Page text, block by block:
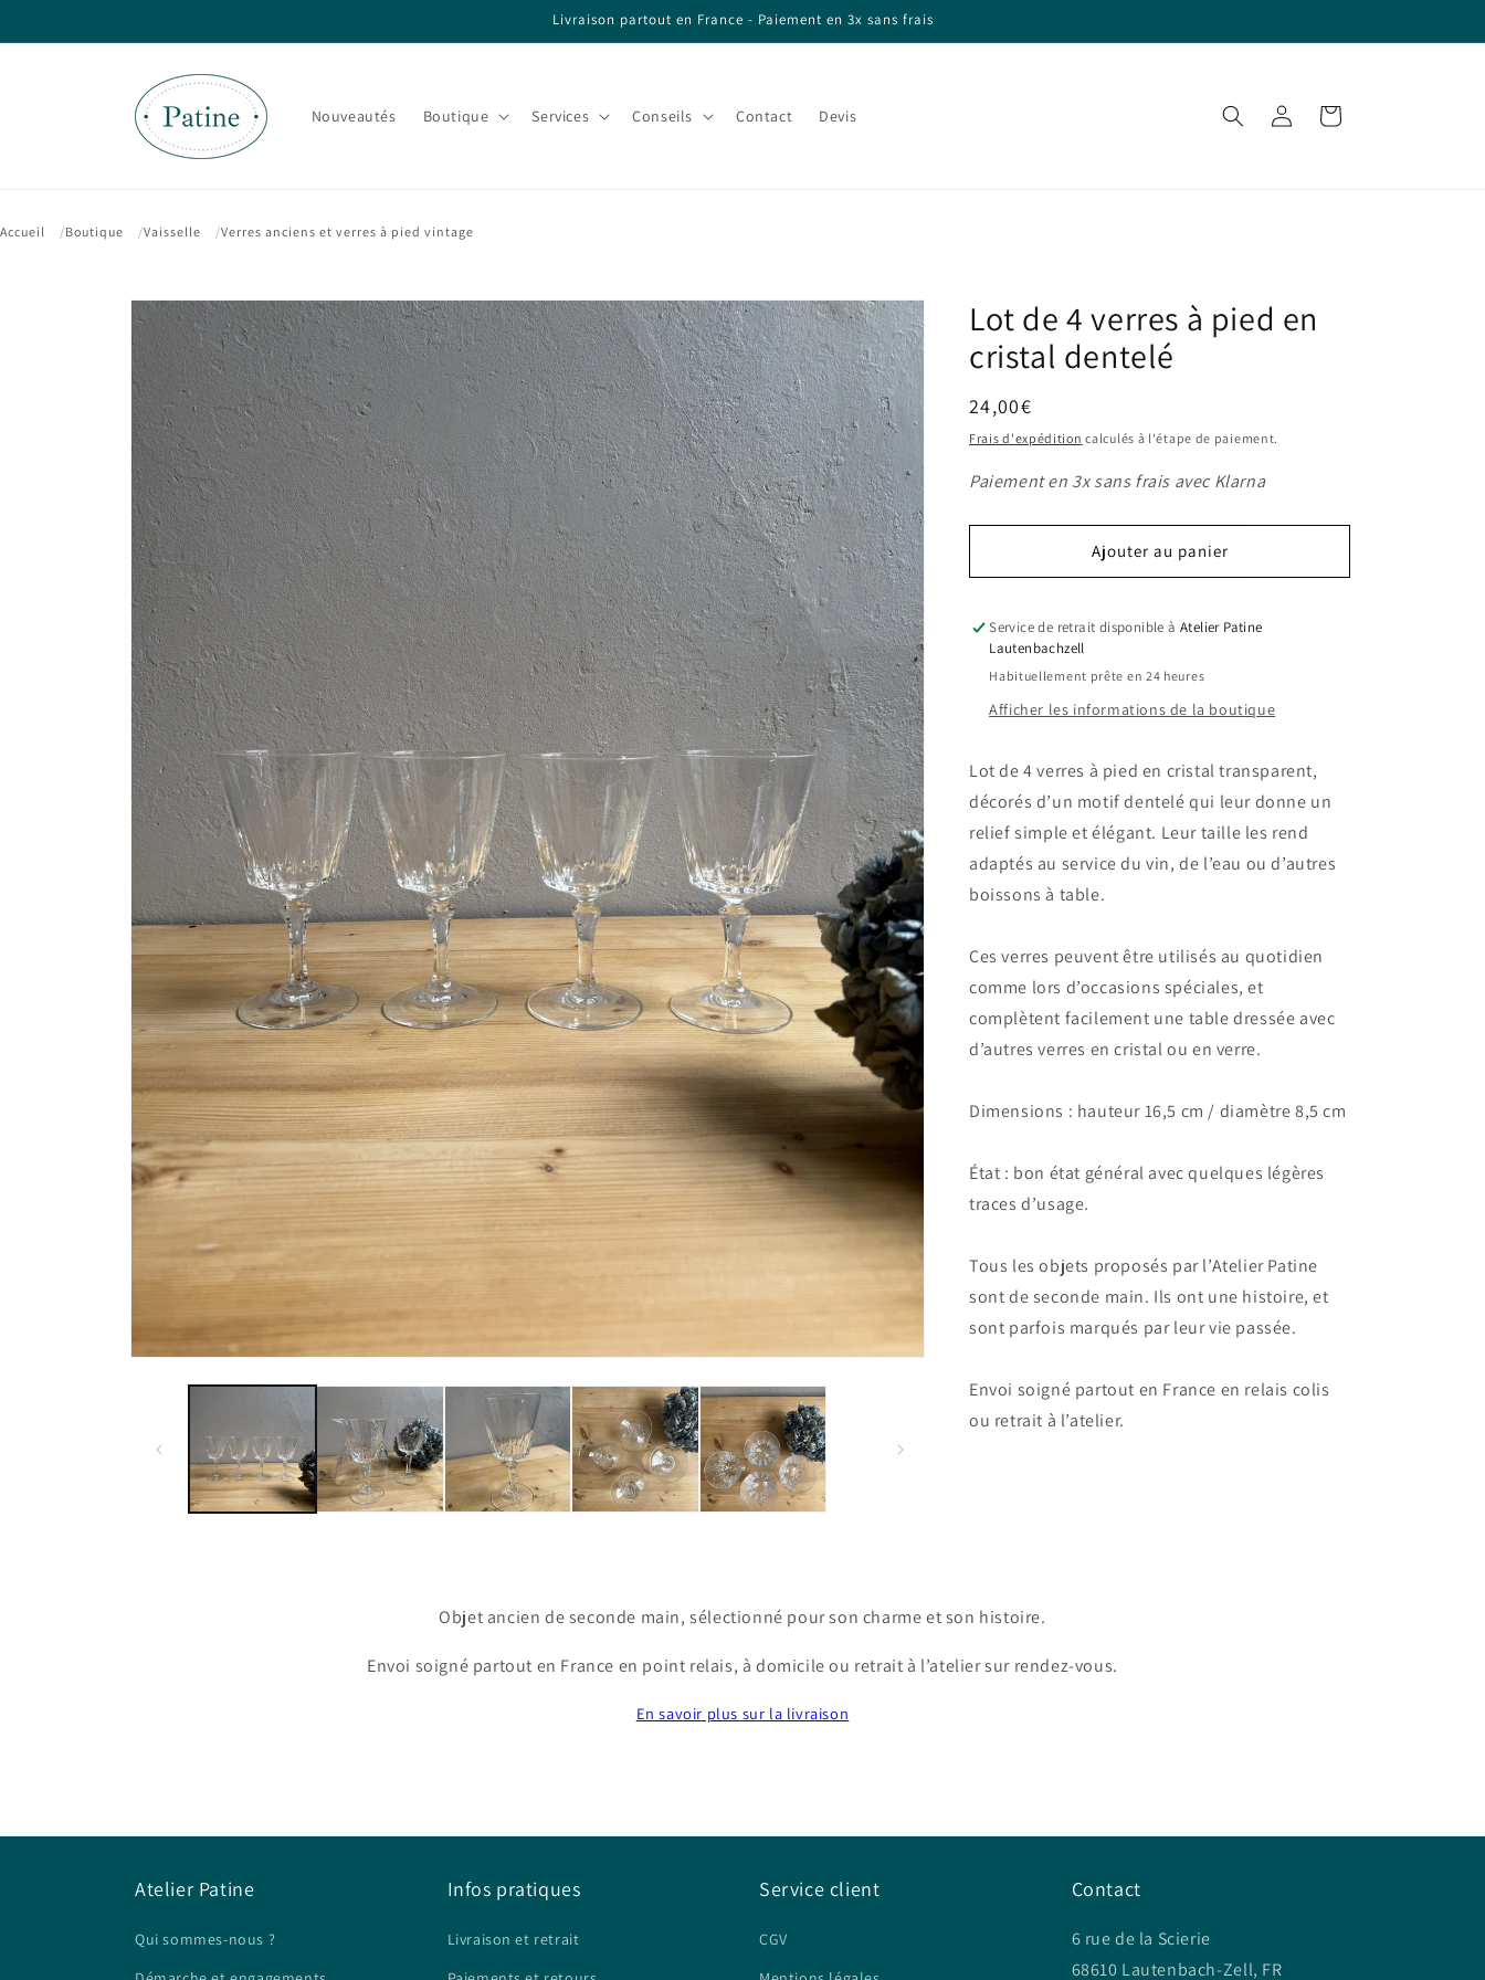
Livraison partout en France - Paiement en 3x sans frais
Nouveautés Boutique Services Conseils Contact Devis Connexion Panier
Accueil Boutique Vaisselle Verres anciens et verres à pied vintage
Passer aux
informations
produits
Lot de 4 verres à pied en
cristal dentelé
Prix
habituel
24,00€
Frais d'expédition calculés à l'étape de paiement.
Paiement en 3x sans frais avec Klarna
Ajouter au panier
Service de retrait disponible à Atelier Patine
Lautenbachzell
Habituellement prête en 24 heures
Afficher les informations de la boutique
Lot de 4 verres à pied en cristal transparent,
décorés d’un motif dentelé qui leur donne un
relief simple et élégant. Leur taille les rend
adaptés au service du vin, de l’eau ou d’autres
boissons à table.
Ces verres peuvent être utilisés au quotidien
comme lors d’occasions spéciales, et
complètent facilement une table dressée avec
d’autres verres en cristal ou en verre.
Dimensions : hauteur 16,5 cm / diamètre 8,5 cm
État : bon état général avec quelques légères
traces d’usage.
Tous les objets proposés par l’Atelier Patine
sont de seconde main. Ils ont une histoire, et
sont parfois marqués par leur vie passée.
Envoi soigné partout en France en relais colis
ou retrait à l’atelier.
Objet ancien de seconde main, sélectionné pour son charme et son histoire.
Envoi soigné partout en France en point relais, à domicile ou retrait à l’atelier sur rendez-vous.
En savoir plus sur la livraison
Atelier Patine
Qui sommes-nous ?
Infos pratiques
Livraison et retrait
Service client
CGV
Contact
6 rue de la Scierie
68610 Lautenbach-Zell, FR